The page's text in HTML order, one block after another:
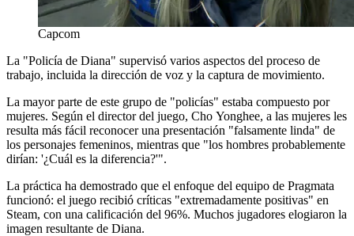
Capcom
La "Policía de Diana" supervisó varios aspectos del proceso de
trabajo, incluida la dirección de voz y la captura de movimiento.
La mayor parte de este grupo de "policías" estaba compuesto por
mujeres. Según el director del juego, Cho Yonghee, a las mujeres les
resulta más fácil reconocer una presentación "falsamente linda" de
los personajes femeninos, mientras que "los hombres probablemente
dirían: '¿Cuál es la diferencia?'".
La práctica ha demostrado que el enfoque del equipo de Pragmata
funcionó: el juego recibió críticas "extremadamente positivas" en
Steam, con una calificación del 96%. Muchos jugadores elogiaron la
imagen resultante de Diana.